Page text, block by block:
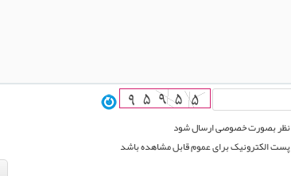
نظر بصورت خصوصی ارسال شود
پست الکترونیک برای عموم قابل مشاهده باشد